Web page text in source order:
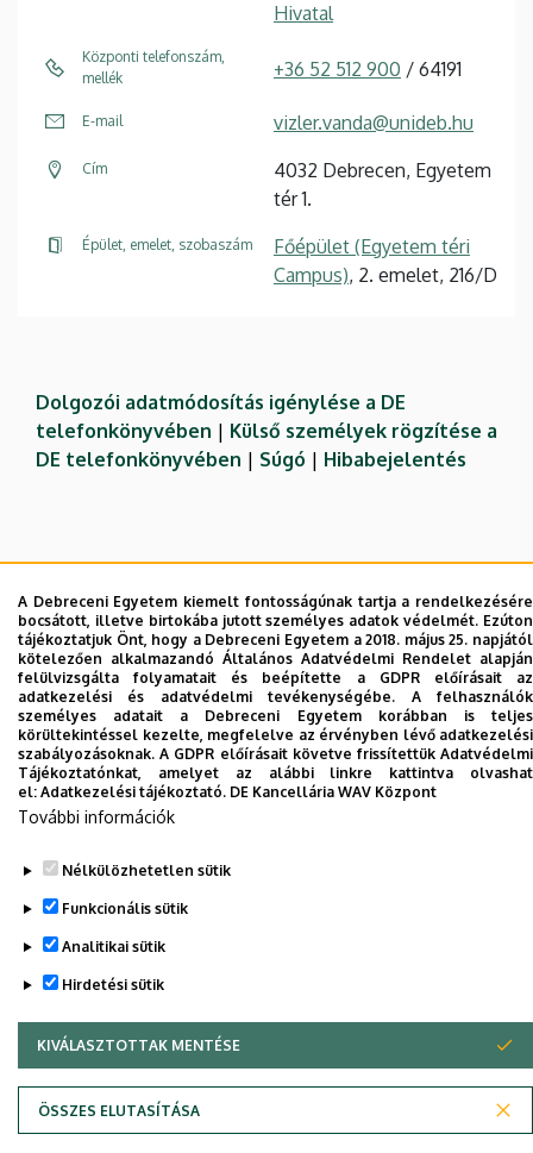
Hivatal
Központi telefonszám,
mellék
+36 52 512 900 / 64191
E-mail vizler.vanda@unideb.hu
Cím
4032 Debrecen, Egyetem
tér 1.
Épület, emelet, szobaszám
Főépület (Egyetem téri
Campus), 2. emelet, 216/D
Dolgozói adatmódosítás igénylése a DE
telefonkönyvében | Külső személyek rögzítése a
DE telefonkönyvében | Súgó | Hibabejelentés
Adatvédelem
Adatvédelem
Szerzői jog © 2026 Unideb
A Debreceni Egyetem kiemelt fontosságúnak tartja a rendelkezésére
bocsátott, illetve birtokába jutott személyes adatok védelmét. Ezúton
tájékoztatjuk Önt, hogy a Debreceni Egyetem a 2018. május 25. napjától
kötelezően alkalmazandó Általános Adatvédelmi Rendelet alapján
felülvizsgálta folyamatait és beépítette a GDPR előírásait az
adatkezelési és adatvédelmi tevékenységébe. A felhasználók
személyes adatait a Debreceni Egyetem korábban is teljes
körültekintéssel kezelte, megfelelve az érvényben lévő adatkezelési
szabályozásoknak. A GDPR előírásait követve frissítettük Adatvédelmi
Tájékoztatónkat, amelyet az alábbi linkre kattintva olvashat
el: Adatkezelési tájékoztató. DE Kancellária WAV Központ
További információk
Nélkülözhetetlen sütik
Funkcionális sütik
Analitikai sütik
Hirdetési sütik
KIVÁLASZTOTTAK MENTÉSE
ÖSSZES ELUTASÍTÁSA
WITHDRAW CONSENT